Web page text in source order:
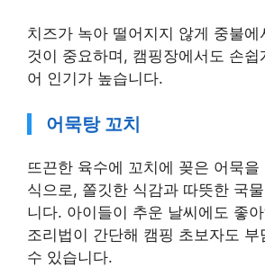
치즈가 녹아 떨어지지 않게 중불에
것이 중요하며, 캠핑장에서도 손쉽
어 인기가 높습니다.
어묵탕 꼬치
뜨끈한 육수에 꼬치에 꽂은 어묵
식으로, 쫄깃한 식감과 따뜻한 국
니다. 아이들이 추운 날씨에도 좋
조리법이 간단해 캠핑 초보자도
수 있습니다.